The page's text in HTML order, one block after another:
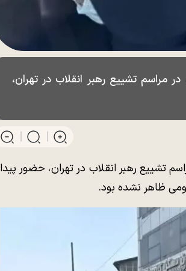
مراسم تشییع رهبر انقلاب در تهران،
تشییع رهبر انقلاب در تهران، حضور پیدا